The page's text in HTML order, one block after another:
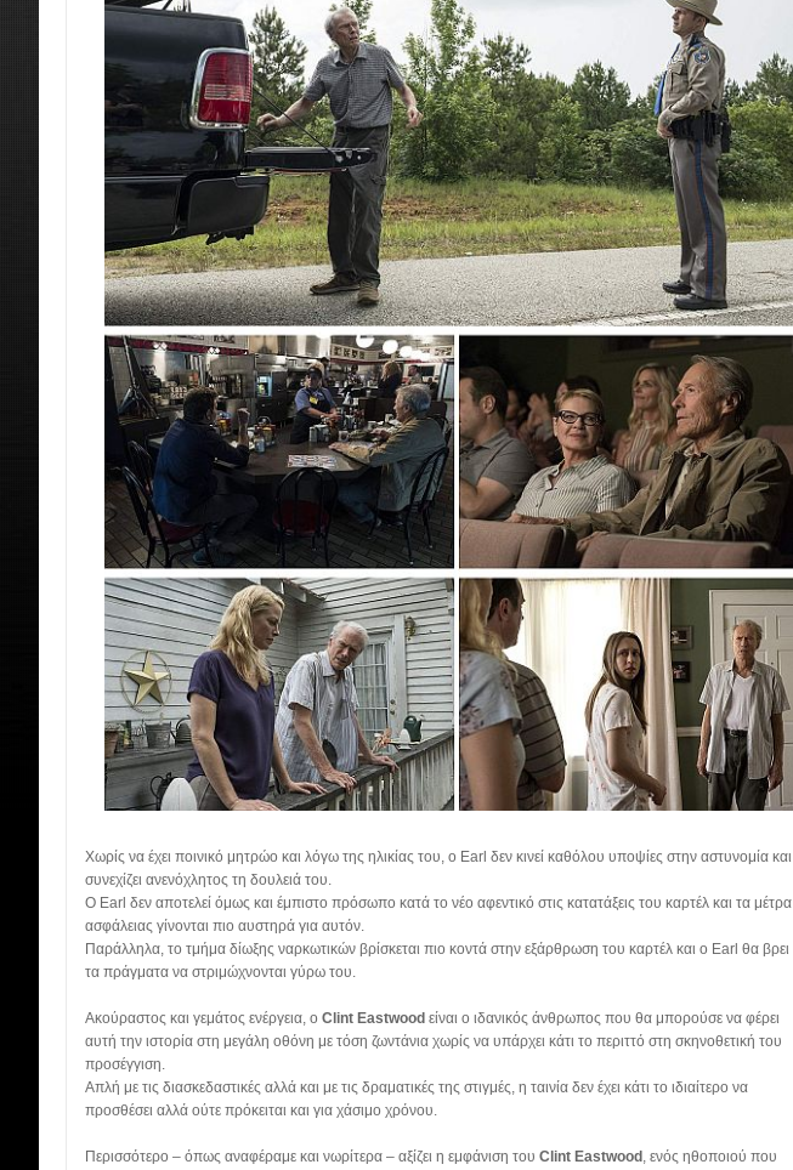
Χωρίς να έχει ποινικό μητρώο και λόγω της ηλικίας του, ο Earl δεν κινεί καθόλου υποψίες στην αστυνομία και
συνεχίζει ανενόχλητος τη δουλειά του.
Ο Earl δεν αποτελεί όμως και έμπιστο πρόσωπο κατά το νέο αφεντικό στις κατατάξεις του καρτέλ και τα μέτρα
ασφάλειας γίνονται πιο αυστηρά για αυτόν.
Παράλληλα, το τμήμα δίωξης ναρκωτικών βρίσκεται πιο κοντά στην εξάρθρωση του καρτέλ και ο Earl θα βρει
τα πράγματα να στριμώχνονται γύρω του.
Ακούραστος και γεμάτος ενέργεια, ο Clint Eastwood είναι ο ιδανικός άνθρωπος που θα μπορούσε να φέρει
αυτή την ιστορία στη μεγάλη οθόνη με τόση ζωντάνια χωρίς να υπάρχει κάτι το περιττό στη σκηνοθετική του
προσέγγιση.
Απλή με τις διασκεδαστικές αλλά και με τις δραματικές της στιγμές, η ταινία δεν έχει κάτι το ιδιαίτερο να
προσθέσει αλλά ούτε πρόκειται και για χάσιμο χρόνου.
Περισσότερο – όπως αναφέραμε και νωρίτερα – αξίζει η εμφάνιση του Clint Eastwood , ενός ηθοποιού που